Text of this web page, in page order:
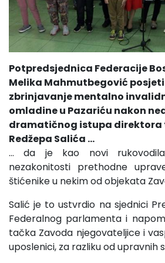
Potpredsjednica Federacije
Melika Mahmutbegović
zbrinjavanje mentalno
omladine u Pazariću nakon
dramatičnog istupa direktora
Redžepa Salića …
… da je kao novi
nezakonitosti prethodne
štićenike u nekim od objekata
Salić je to ustvrdio na sjednici
Federalnog parlamenta i
tačka Zavoda njegovateljice i
uposlenici, za razliku od upravnih